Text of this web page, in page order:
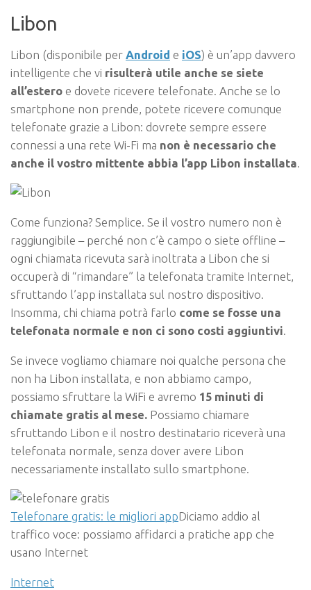
Libon
Libon (disponibile per Android e iOS) è un’app davvero
intelligente che vi risulterà utile anche se siete
all’estero e dovete ricevere telefonate. Anche se lo
smartphone non prende, potete ricevere comunque
telefonate grazie a Libon: dovrete sempre essere
connessi a una rete Wi-Fi ma non è necessario che
anche il vostro mittente abbia l’app Libon installata
Come funziona? Semplice. Se il vostro numero non è
raggiungibile – perché non c’è campo o siete offline –
ogni chiamata ricevuta sarà inoltrata a Libon che si
occuperà di “rimandare” la telefonata tramite Internet,
sfruttando l’app installata sul nostro dispositivo.
Insomma, chi chiama potrà farlo come se fosse una
telefonata normale e non ci sono costi aggiuntivi.
Se invece vogliamo chiamare noi qualche persona che
non ha Libon installata, e non abbiamo campo,
possiamo sfruttare la WiFi e avremo 15 minuti di
chiamate gratis al mese. Possiamo chiamare
sfruttando Libon e il nostro destinatario riceverà una
telefonata normale, senza dover avere Libon
necessariamente installato sullo smartphone.
Telefonare gratis: le migliori appDiciamo addio al
traffico voce: possiamo affidarci a pratiche app che
usano Internet
Internet